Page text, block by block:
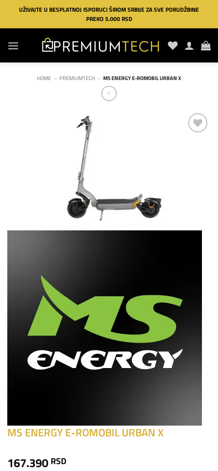
Preskoči
sadržaj
UŽIVAJTE U BESPLATNOJ ISPORUCI ŠIROM SRBIJE ZA SVE PORUDŽBINE
PREKO 5.000 RSD
HOME » PREMIUMTECH » MS ENERGY E-ROMOBIL URBAN X
MS ENERGY E-ROMOBIL URBAN X
167.390 RSD